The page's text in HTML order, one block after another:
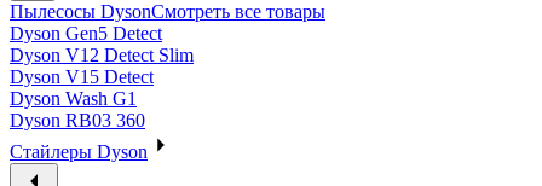
Пылесосы DysonСмотреть все товары
Dyson Gen5 Detect
Dyson V12 Detect Slim
Dyson V15 Detect
Dyson Wash G1
Dyson RB03 360
Стайлеры Dyson